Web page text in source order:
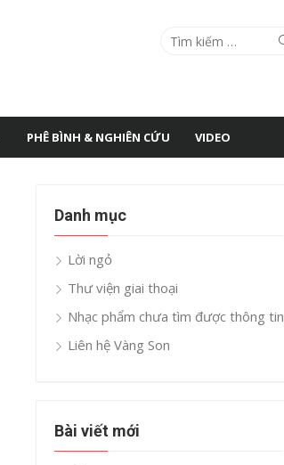
Search
PHÊ BÌNH & NGHIÊN CỨU VIDEO
Danh mục
Lời ngỏ
Thư viện giai thoại
Nhạc phẩm chưa tìm được thông tin
Liên hệ Vàng Son
Bài viết mới